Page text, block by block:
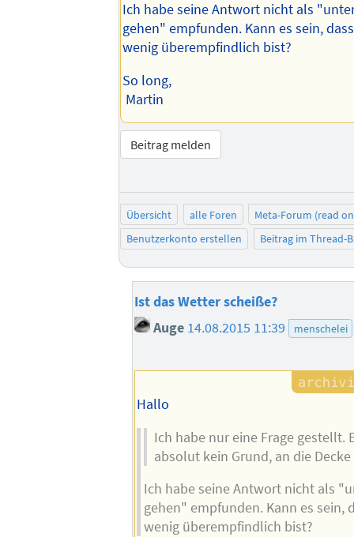
Ich habe seine Antwort nicht als
gehen" empfunden. Kann es sein,
wenig überempfindlich bist?
So long,
Martin
Beitrag melden
Übersicht alle Foren
Meta-Forum (read
Benutzerkonto erstellen
Beitrag im Thread-
Ist das Wetter scheiße?
Auge 14.08.2015 11:39 menschelei
Hallo
Ich habe nur eine Frage gestellt.
absolut kein Grund, an die
Ich habe seine Antwort nicht als
gehen" empfunden. Kann es sein,
wenig überempfindlich bist?